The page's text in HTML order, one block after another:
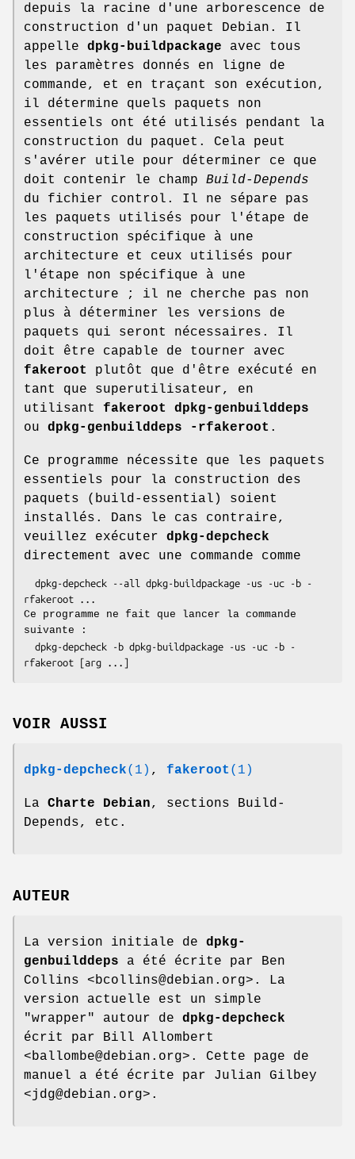
depuis la racine d'une arborescence de
construction d'un paquet Debian. Il
appelle dpkg-buildpackage avec tous
les paramètres donnés en ligne de
commande, et en traçant son exécution,
il détermine quels paquets non
essentiels ont été utilisés pendant la
construction du paquet. Cela peut
s'avérer utile pour déterminer ce que
doit contenir le champ Build-Depends
du fichier control. Il ne sépare pas
les paquets utilisés pour l'étape de
construction spécifique à une
architecture et ceux utilisés pour
l'étape non spécifique à une
architecture ; il ne cherche pas non
plus à déterminer les versions de
paquets qui seront nécessaires. Il
doit être capable de tourner avec
fakeroot
plutôt que d'être exécuté en
tant que superutilisateur, en
utilisant fakeroot dpkg-genbuilddeps
ou dpkg-genbuilddeps -rfakeroot .
Ce programme nécessite que les paquets
essentiels pour la construction des
paquets (build-essential) soient
installés. Dans le cas contraire,
veuillez exécuter dpkg-depcheck
directement avec une commande comme
rfakeroot ...
Ce programme ne fait que lancer la commande
suivante :
rfakeroot [arg ...]
VOIR AUSSI
dpkg-depcheck(1) , fakeroot (1)
La Charte Debian, sections Build-
Depends, etc.
AUTEUR
La version initiale de dpkg-
genbuilddeps a été écrite par Ben
Collins <bcollins@debian.org>. La
version actuelle est un simple
"wrapper" autour de dpkg-depcheck
écrit par Bill Allombert
<ballombe@debian.org>. Cette page de
manuel a été écrite par Julian Gilbey
<jdg@debian.org>.